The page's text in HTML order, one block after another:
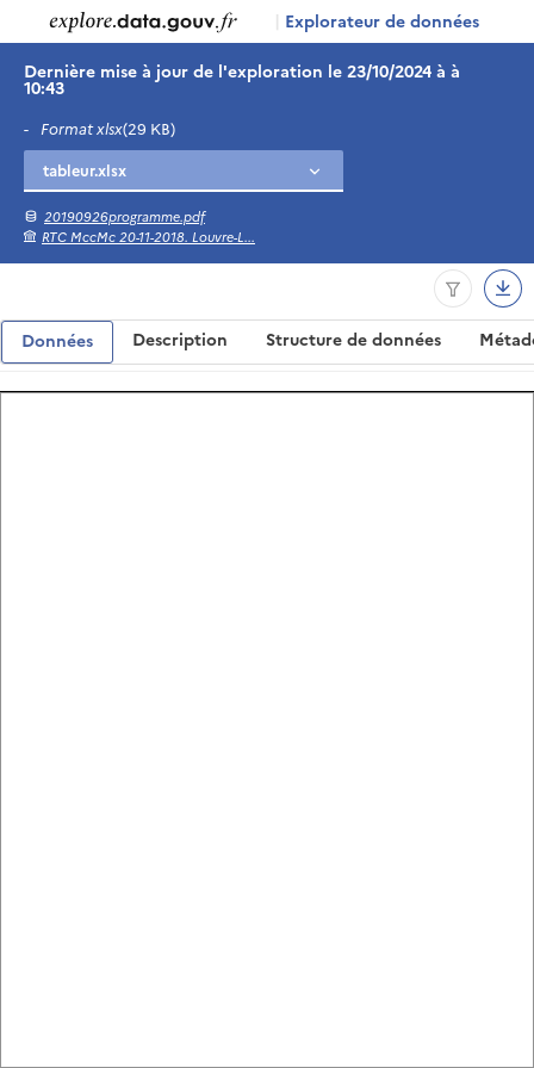
| Explorateur de données
Dernière mise à jour de l'exploration le 23/10/2024 à à
10:43
- Format xlsx(29 KB)
20190926programme.pdf
RTC MccMc 20-11-2018. Louvre-L...
Données Description Structure de données